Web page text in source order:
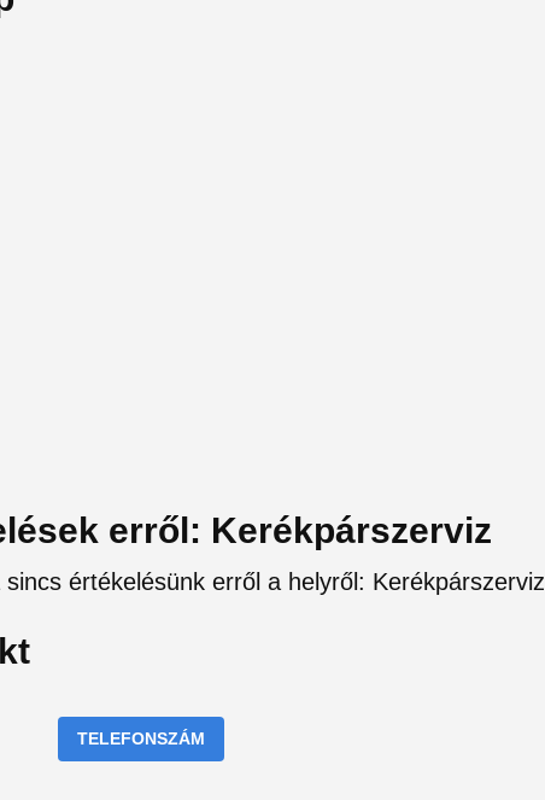
erről: Kerékpárszerviz
sincs értékelésünk erről a helyről: Kerékpárszerviz
TELEFONSZÁM